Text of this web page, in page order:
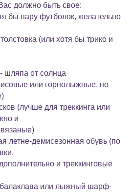
должно быть свое:
бы пару футболок, желательно
(или хотя бы трико и
шляпа от солнца
или горнолыжные, но
(лучше для треккинга или
и
летне-демисезонная обувь (по
и треккинговые
балаклава или лыжный шарф-